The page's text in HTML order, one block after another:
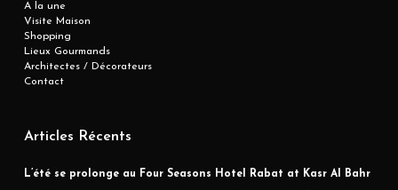
A la une
Visite Maison
Shopping
Lieux Gourmands
Architectes / Décorateurs
Contact
Articles Récents
L’été se prolonge au Four Seasons Hotel Rabat at Kasr Al Bahr